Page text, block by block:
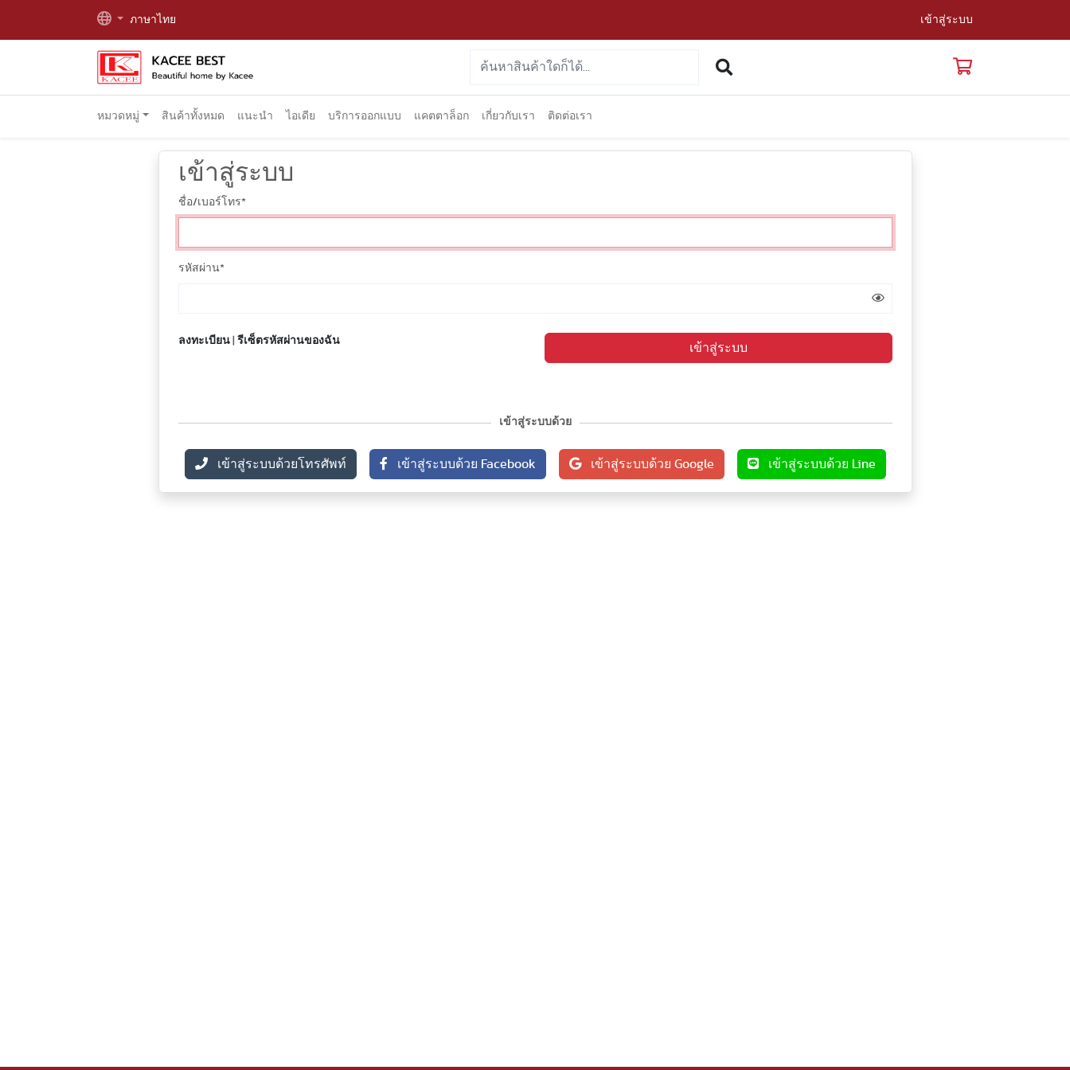
ภาษาไทย เข้าสู่ระบบ
หมวดหมู่ สินค้าทั้งหมด แนะนำ ไอเดีย บริการออกแบบ แคตตาล็อก เกี่ยวกับเรา ติดต่อเรา
เข้าสู่ระบบ
ชื่อ/เบอร์โทร*
รหัสผ่าน*
ลงทะเบียน| รีเซ็ตรหัสผ่านของฉัน
เข้าสู่ระบบ
เข้าสู่ระบบด้วย
เข้าสู่ระบบด้วยโทรศัพท์ เข้าสู่ระบบด้วย Facebook เข้าสู่ระบบด้วย Google เข้าสู่ระบบด้วย Line